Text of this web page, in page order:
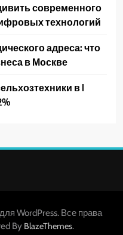
современного
технологий
адреса: что
в Москве
в I
WordPress. Все права
By BlazeThemes.